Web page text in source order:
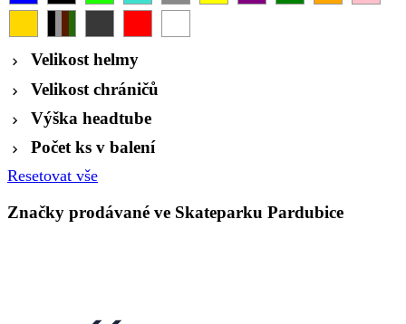
Velikost helmy
Velikost chráničů
Výška headtube
Počet ks v balení
Resetovat vše
Značky prodávané ve Skateparku Pardubice